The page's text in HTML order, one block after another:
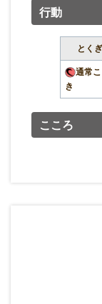
行動
とく
通常
き
こころ